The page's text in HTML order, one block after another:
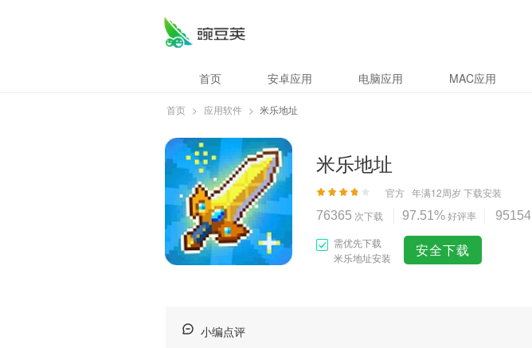
首页 安卓应用 电脑应用 MAC应用
首页 > 应用软件 > 米乐地址
米乐地址
官方 年满12周岁 下载安装
76365 次下载 97.51%好评率 95154
需优先下载
米乐地址安装
安全下载
小编点评